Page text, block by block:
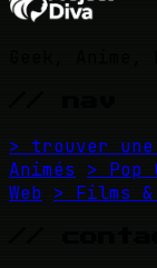
> trouver
Animés
> Pop
Web > Films